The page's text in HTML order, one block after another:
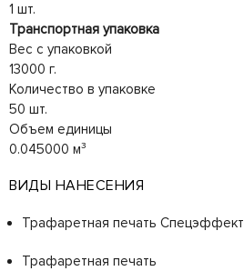
1 шт.
Транспортная упаковка
Вес с упаковкой
13000 г.
Количество в упаковке
50 шт.
Объем единицы
0.045000 м³
ВИДЫ НАНЕСЕНИЯ
Трафаретная печать Спецэффект
Трафаретная печать